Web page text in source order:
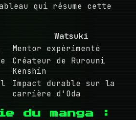
qui résume cette
Watsuki
Mentor expérimenté
Créateur de Rurouni
Kenshin
Impact durable sur la
carrière d'Oda
du manga :